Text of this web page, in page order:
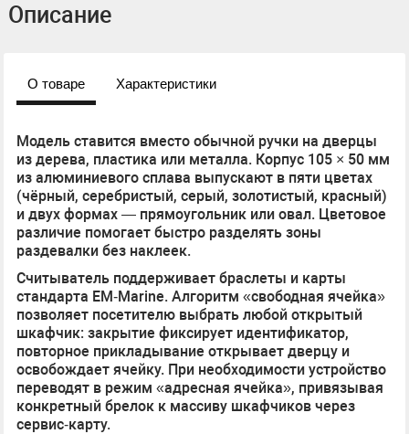
Описание
О товаре Характеристики
Модель ставится вместо обычной ручки на дверцы
из дерева, пластика или металла. Корпус 105 × 50 мм
из алюминиевого сплава выпускают в пяти цветах
(чёрный, серебристый, серый, золотистый, красный)
и двух формах — прямоугольник или овал. Цветовое
различие помогает быстро разделять зоны
раздевалки без наклеек.
Считыватель поддерживает браслеты и карты
стандарта EM‑Marine. Алгоритм «свободная ячейка»
позволяет посетителю выбрать любой открытый
шкафчик: закрытие фиксирует идентификатор,
повторное прикладывание открывает дверцу и
освобождает ячейку. При необходимости устройство
переводят в режим «адресная ячейка», привязывая
конкретный брелок к массиву шкафчиков через
сервис‑карту.